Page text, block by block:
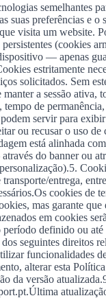
semelhantes
suas preferências e o
visita um website.
(cookies
— apenas
estritamente
solicitados. Sem
a sessão ativa,
de
servir para
ou recusar o uso de
está alinhada
do banner ou
entrega,
cookies de
mas garante
em cookies
definido ou
seguintes direitos
funcionalidades
alterar esta
da versão